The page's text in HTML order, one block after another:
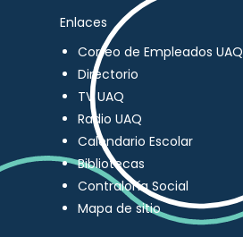
Enlaces
Correo de Empleados UAQ
Directorio
TV UAQ
Radio UAQ
Calendario Escolar
Bibliotecas
Contraloría Social
Mapa de sitio